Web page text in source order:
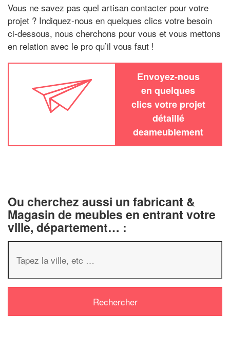
Vous ne savez pas quel artisan contacter pour votre
projet ? Indiquez-nous en quelques clics votre besoin
ci-dessous, nous cherchons pour vous et vous mettons
en relation avec le pro qu’il vous faut !
Envoyez-nous
en quelques
clics votre projet
détaillé
deameublement
Ou cherchez aussi un fabricant &
Magasin de meubles en entrant votre
ville, département… :